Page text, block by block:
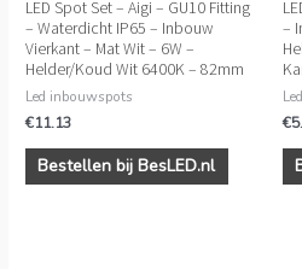
LED Spot Set – Aigi – GU10 Fitting
– Waterdicht IP65 – Inbouw
Vierkant – Mat Wit – 6W –
Helder/Koud Wit 6400K – 82mm
Led inbouwspots
€11.13
Bestellen bij BesLED.nl
–
€